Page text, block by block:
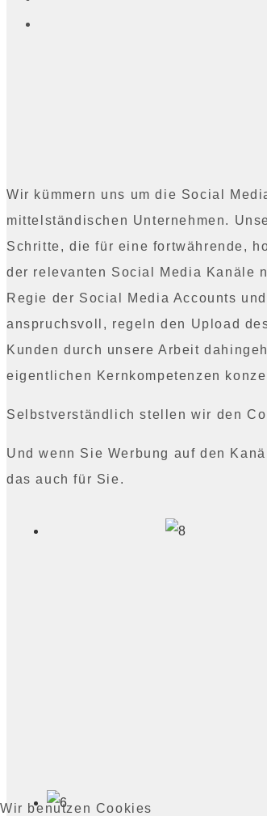
Wir kümmern uns um die Social
mittelständischen Unternehmen.
Schritte, die für eine fortwährende,
der relevanten Social Media Kanäle
Regie der Social Media Accounts
anspruchsvoll, regeln den Upload
Kunden durch unsere Arbeit
eigentlichen Kernkompetenzen
Selbstverständlich stellen wir den
Und wenn Sie Werbung auf den
das auch für Sie.
Wir benutzen Cookies